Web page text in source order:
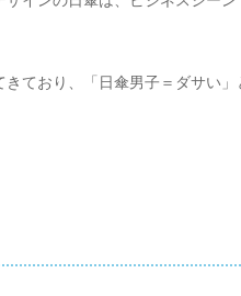
ており、「日傘男子＝ダサい